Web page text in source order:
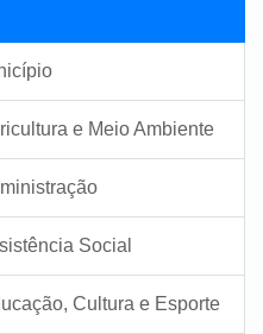
e Meio Ambiente
Social
Cultura e Esporte